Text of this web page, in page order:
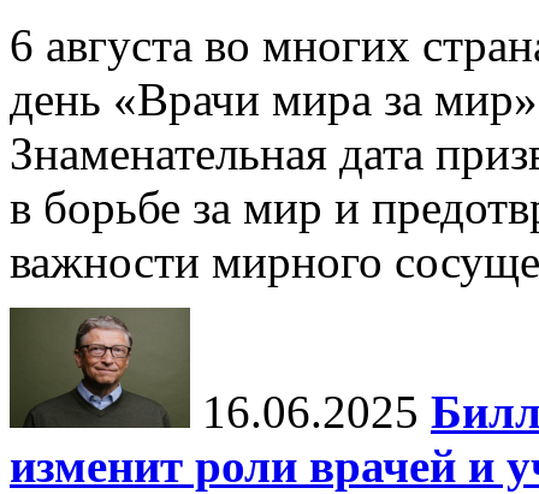
6 августа во многих
день «Врачи мира за
Знаменательная дата
в борьбе за мир и
важности мирного
16.06.2025
изменит роли врачей и